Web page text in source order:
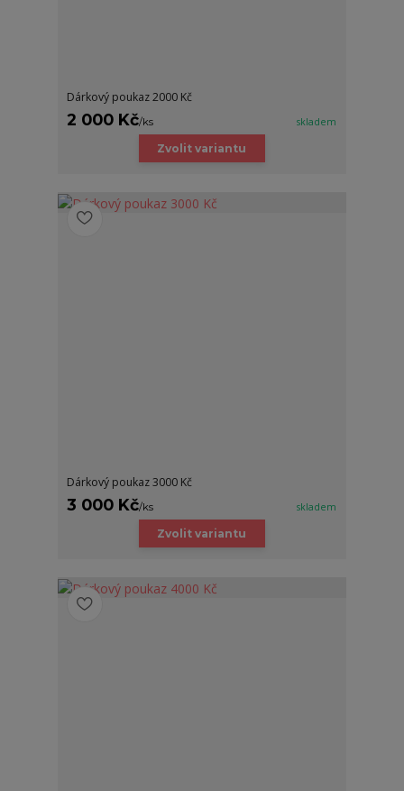
Dárkový poukaz 2000 Kč
2 000 Kč/ks skladem
Zvolit variantu
Dárkový poukaz 3000 Kč
3 000 Kč/ks skladem
Zvolit variantu